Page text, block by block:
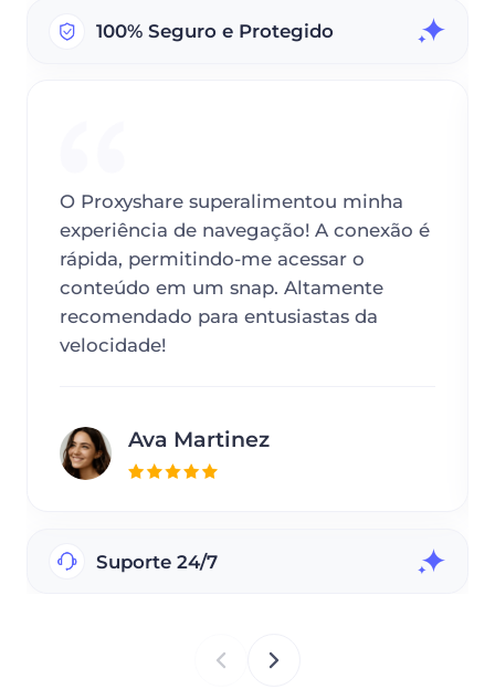
100% Seguro e Protegido
O Proxyshare superalimentou minha
experiência de navegação! A conexão é
rápida, permitindo-me acessar o
conteúdo em um snap. Altamente
recomendado para entusiastas da
velocidade!
Ava Martinez
Suporte 24/7